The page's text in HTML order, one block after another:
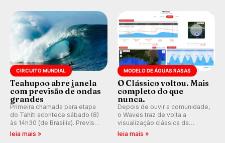
prática em esporte e indústria.
CIRCUITO MUNDIAL
Teahupoo abre janela
com previsão de ondas
grandes
Primeira chamada para etapa
do Tahiti acontece sábado (8)
às 14h30 (de Brasília). Previsão
indica swell consistente.
Medina embarca para evento e
leia mais »
MODELO DE ÁGUAS RASAS
O Clássico voltou. Mais
completo do que
nunca.
Depois de ouvir a comunidade,
o Waves traz de volta a
visualização clássica da
previsão de águas rasas,
agora integrada à nova
leia mais »